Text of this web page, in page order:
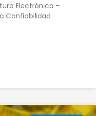
Electrónica –
Confiabilidad